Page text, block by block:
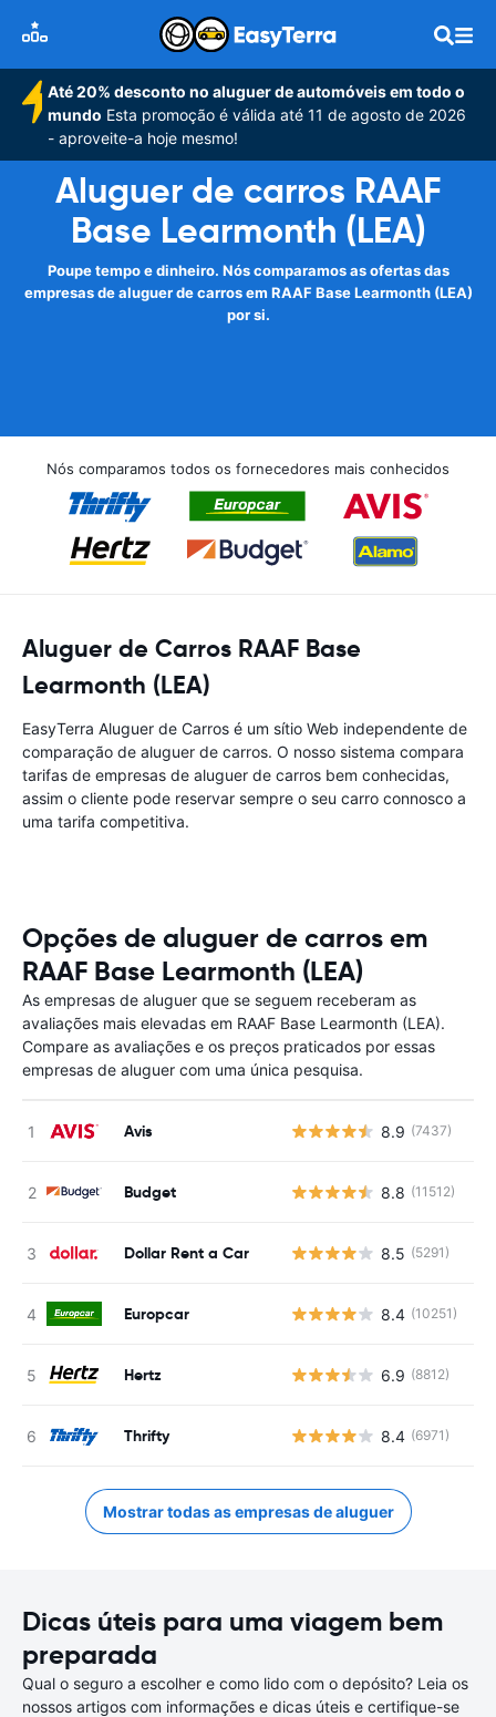
Até 20% desconto no aluguer de automóveis em todo o
mundo Esta promoção é válida até 11 de agosto de 2026
- aproveite-a hoje mesmo!
Aluguer de carros RAAF
Base Learmonth (LEA)
Poupe tempo e dinheiro. Nós comparamos as ofertas das
empresas de aluguer de carros em RAAF Base Learmonth (LEA)
por si.
Nós comparamos todos os fornecedores mais conhecidos
Aluguer de Carros RAAF Base
Learmonth (LEA)
EasyTerra Aluguer de Carros é um sítio Web independente de
comparação de aluguer de carros. O nosso sistema compara
tarifas de empresas de aluguer de carros bem conhecidas,
assim o cliente pode reservar sempre o seu carro connosco a
uma tarifa competitiva.
Opções de aluguer de carros em
RAAF Base Learmonth (LEA)
As empresas de aluguer que se seguem receberam as
avaliações mais elevadas em RAAF Base Learmonth (LEA).
Compare as avaliações e os preços praticados por essas
empresas de aluguer com uma única pesquisa.
Avis 8.9 (7437)
Budget 8.8 (11512)
Dollar Rent a Car 8.5 (5291)
Europcar 8.4 (10251)
Hertz 6.9 (8812)
Thrifty 8.4 (6971)
Mostrar todas as empresas de aluguer
Dicas úteis para uma viagem bem
preparada
Qual o seguro a escolher e como lido com o depósito? Leia os
nossos artigos com informações e dicas úteis e certifique-se